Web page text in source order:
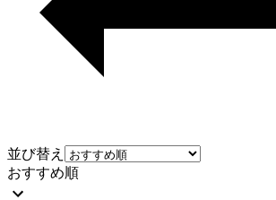
並び替え
おすすめ順